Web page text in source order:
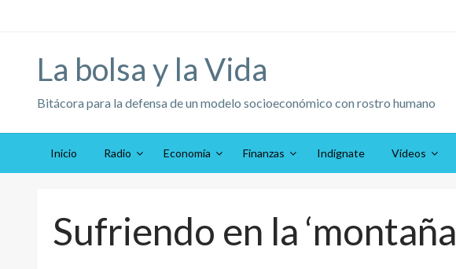
al
La bolsa y la Vida
Bitácora para la defensa de un modelo socioeconómico con rostro humano
Inicio Radio Economía Finanzas Indígnate Vídeos
Sufriendo en la ‘montaña